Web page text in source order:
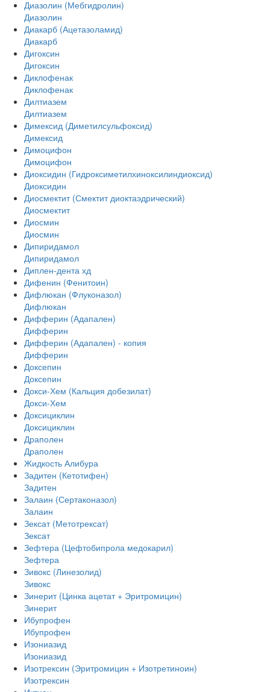
Диазолин (Мебгидролин)
Диазолин
Диакарб (Ацетазоламид)
Диакарб
Дигоксин
Дигоксин
Диклофенак
Диклофенак
Дилтиазем
Дилтиазем
Димексид (Диметилсульфоксид)
Димексид
Димоцифон
Димоцифон
Диоксидин (Гидроксиметилхиноксилиндиоксид)
Диоксидин
Диосмектит (Смектит диоктаэдрический)
Диосмектит
Диосмин
Диосмин
Дипиридамол
Дипиридамол
Диплен-дента хд
Дифенин (Фенитоин)
Дифлюкан (Флуконазол)
Дифлюкан
Дифферин (Адапален)
Дифферин
Дифферин (Адапален) - копия
Дифферин
Доксепин
Доксепин
Докси-Хем (Кальция добезилат)
Докси-Хем
Доксициклин
Доксициклин
Драполен
Драполен
Жидкость Алибура
Задитен (Кетотифен)
Задитен
Залаин (Сертаконазол)
Залаин
Зексат (Метотрексат)
Зексат
Зефтера (Цефтобипрола медокарил)
Зефтера
Зивокс (Линезолид)
Зивокс
Зинерит (Цинка ацетат + Эритромицин)
Зинерит
Ибупрофен
Ибупрофен
Изониазид
Изониазид
Изотрексин (Эритромицин + Изотретиноин)
Изотрексин